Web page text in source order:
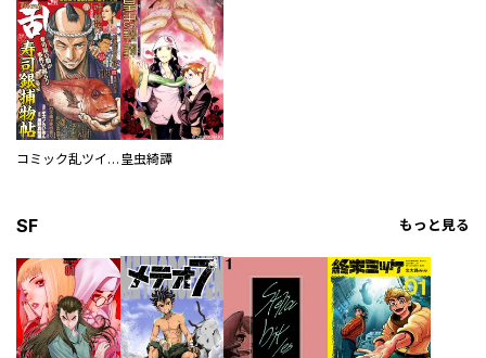
コミック乱ツインズ 皇虫綺譚
SF もっと見る